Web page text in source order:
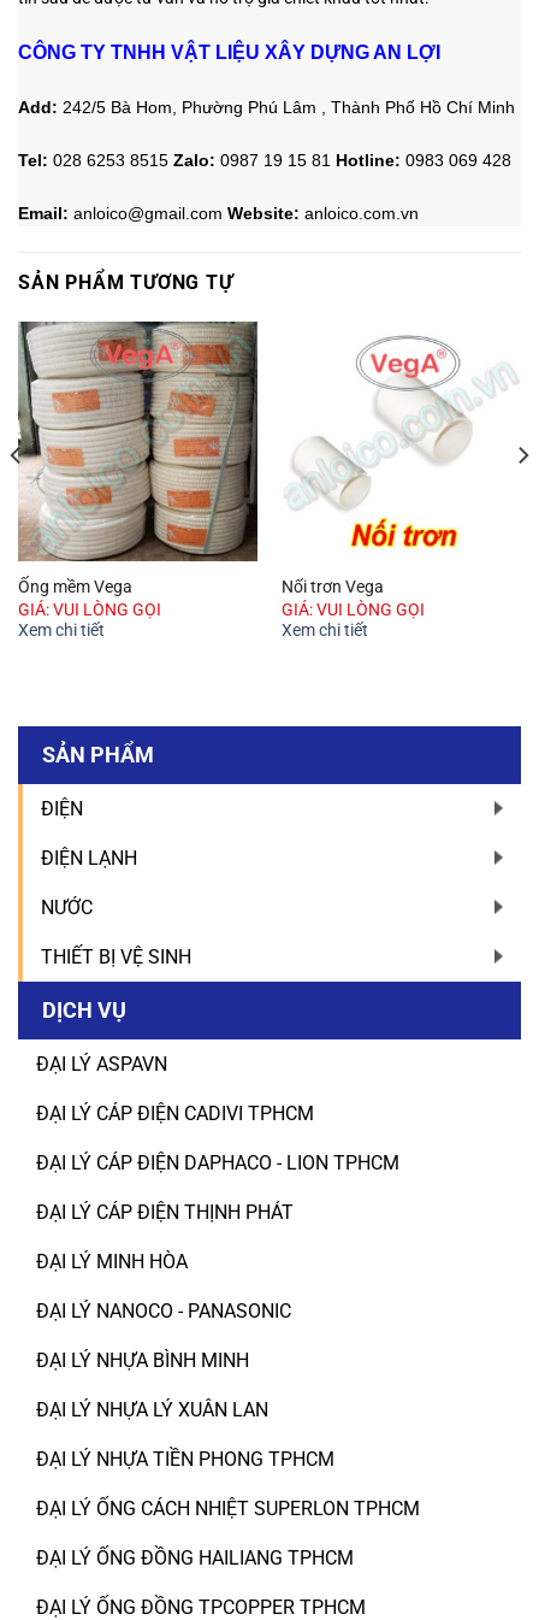
SẢN PHẨM
ĐIỆN
ĐIỆN LẠNH
NƯỚC
THIẾT BỊ VỆ SINH
DỊCH VỤ
ĐẠI LÝ ASPAVN
ĐẠI LÝ CÁP ĐIỆN CADIVI TPHCM
ĐẠI LÝ CÁP ĐIỆN DAPHACO - LION TPHCM
ĐẠI LÝ CÁP ĐIỆN THỊNH PHÁT
ĐẠI LÝ MINH HÒA
ĐẠI LÝ NANOCO - PANASONIC
ĐẠI LÝ NHỰA BÌNH MINH
ĐẠI LÝ NHỰA LÝ XUÂN LAN
ĐẠI LÝ NHỰA TIỀN PHONG TPHCM
ĐẠI LÝ ỐNG CÁCH NHIỆT SUPERLON TPHCM
ĐẠI LÝ ỐNG ĐỒNG HAILIANG TPHCM
ĐẠI LÝ ỐNG ĐỒNG TPCOPPER TPHCM
CÔNG TY TNHH VẬT LIỆU XÂY DỰNG AN LỢI
Add: 242/5 Bà Hom, Phường Phú Lâm , Thành Phố Hồ Chí Minh
Tel: 028 6253 8515 Zalo: 0987 19 15 81 Hotline: 0983 069 428
Email: anloico@gmail.com Website: anloico.com.vn
SẢN PHẨM TƯƠNG TỰ
Ống mềm Vega
GIÁ: VUI LÒNG GỌI
Xem chi tiết
Nối trơn Vega
GIÁ: VUI LÒNG GỌI
Xem chi tiết